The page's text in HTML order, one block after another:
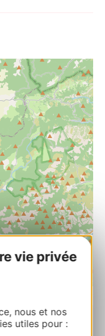
vie privée
nous et nos
utiles pour :